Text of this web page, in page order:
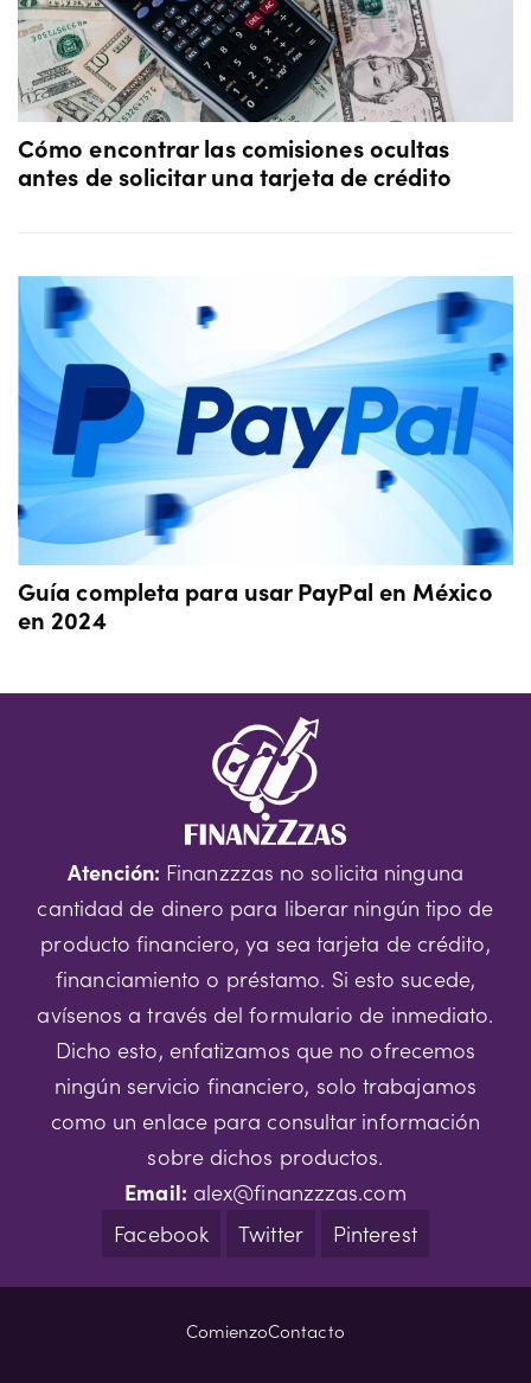
Cómo encontrar las comisiones ocultas
antes de solicitar una tarjeta de crédito
Guía completa para usar PayPal en México
en 2024
Atención: Finanzzzas no solicita ninguna
cantidad de dinero para liberar ningún tipo de
producto financiero, ya sea tarjeta de crédito,
financiamiento o préstamo. Si esto sucede,
avísenos a través del formulario de inmediato.
Dicho esto, enfatizamos que no ofrecemos
ningún servicio financiero, solo trabajamos
como un enlace para consultar información
sobre dichos productos.
Email: alex@finanzzzas.com
Facebook
Twitter Pinterest
ComienzoContacto